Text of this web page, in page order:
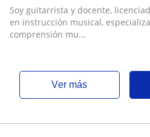
Soy guitarrista y docente,
en instrucción musical,
comprensión mu...
ver más